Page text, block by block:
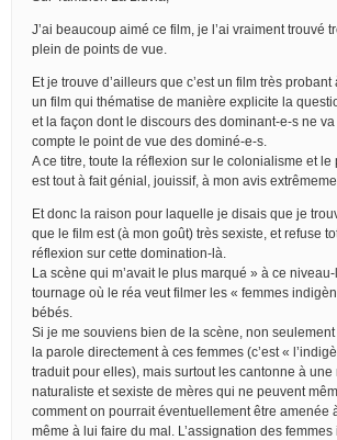
J’ai beaucoup aimé ce film, je l’ai vraiment trouvé
plein de points de vue.
Et je trouve d’ailleurs que c’est un film très probant
un film qui thématise de manière explicite la
et la façon dont le discours des dominant-e-s ne
compte le point de vue des dominé-e-s.
A ce titre, toute la réflexion sur le colonialisme et le
est tout à fait génial, jouissif, à mon avis
Et donc la raison pour laquelle je disais que je
que le film est (à mon goût) très sexiste, et refuse
réflexion sur cette domination-là.
La scène qui m’avait le plus marqué » à ce niveau-
tournage où le réa veut filmer les « femmes
bébés.
Si je me souviens bien de la scène, non
la parole directement à ces femmes (c’est «
traduit pour elles), mais surtout les cantonne à
naturaliste et sexiste de mères qui ne peuvent
comment on pourrait éventuellement être amenée
même à lui faire du mal. L’assignation des